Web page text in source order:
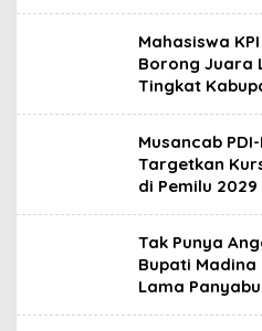
Mahasiswa
Borong Juara
Tingkat
Musancab
Targetkan
di Pemilu 2029
Tak Punya
Bupati Madina
Lama